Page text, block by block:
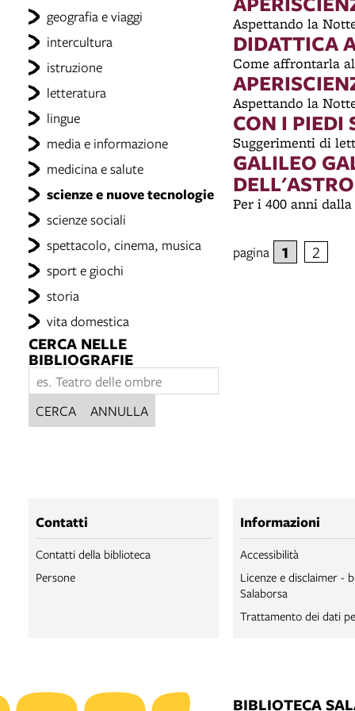
geografia e viaggi
intercultura
istruzione
letteratura
lingue
media e informazione
medicina e salute
scienze e nuove tecnologie
scienze sociali
spettacolo, cinema, musica
sport e giochi
storia
vita domestica
CERCA NELLE
BIBLIOGRAFIE
CERCA ANNULLA
Aspettando la
DIDATTICA
Come affrontarla
Aspettando la
CON I PIEDI
Suggerimenti di
GALILEO
Per i 400 anni
pagina 1 2
Contatti
Contatti della biblioteca
Persone
Informazioni
Accessibilità
Licenze e disclaimer -
Salaborsa
Trattamento dei dati
BIBLIOTECA